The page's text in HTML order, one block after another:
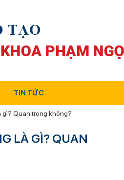
TIN TỨC
gì? Quan trọng không?
LÀ GÌ? QUAN